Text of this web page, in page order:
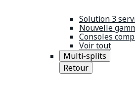
Solution 3
Nouvelle
Consoles
Voir tout
Multi-splits
Retour